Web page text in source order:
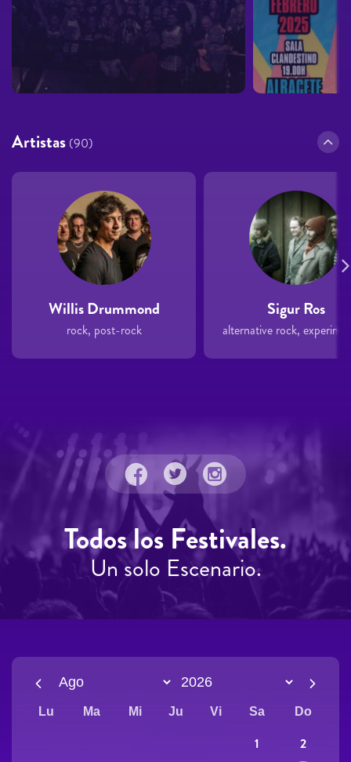
Artistas (90)
Willis Drummond
rock, post-rock
Sigur Ros
Todos los Festivales.
Un solo Escenario.
Lu Ma Mi Ju Vi Sa Do
1
2